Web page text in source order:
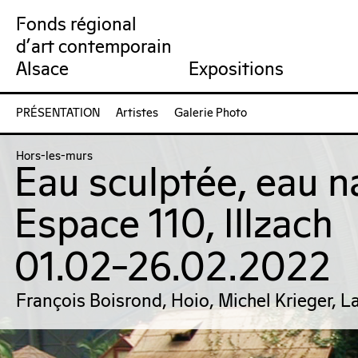
Fonds régional
d'art contemporain
Alsace
FRAC Alsace
Expositions
Collection Collection en ligne Artistes Dernières
Venir au FRAC Prochains rendez-vous Jardin du FRAC
Qu’est-ce qu’un FRAC ? Équipe du FRAC Réseau et
PRÉSENTATION Artistes Galerie Photo
Hors-les-murs
Eau sculptée, eau
Espace 110, Illzach
01.02–26.02.2022
François Boisrond, Hoio, Michel Krieger,